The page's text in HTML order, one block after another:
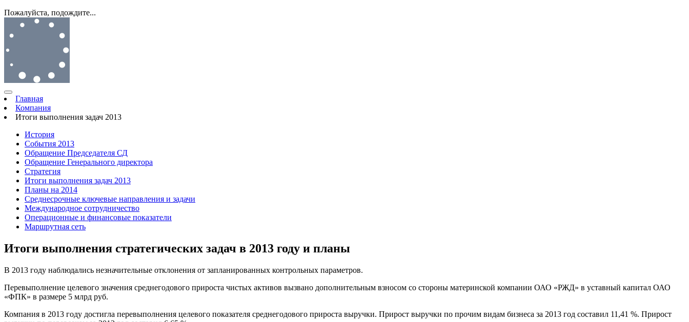
Пожалуйста, подождите...
Главная
Компания
Итоги выполнения задач 2013
История
События 2013
Обращение Председателя СД
Обращение Генерального директора
Стратегия
Итоги выполнения задач 2013
Планы на 2014
Среднесрочные ключевые направления и задачи
Международное сотрудничество
Операционные и финансовые показатели
Маршрутная сеть
Итоги выполнения стратегических задач в 2013 году и планы
В 2013 году наблюдались незначительные отклонения от запланированных контрольных параметров.
Перевыполнение целевого значения среднегодового прироста чистых активов вызвано дополнительным взносом со стороны материнской компании ОАО «РЖД» в уставный капитал ОАО
«ФПК» в размере 5 млрд руб.
Компания в 2013 году достигла перевыполнения целевого показателя среднегодового прироста выручки. Прирост выручки по прочим видам бизнеса за 2013 год составил 11,41 %. Прирост